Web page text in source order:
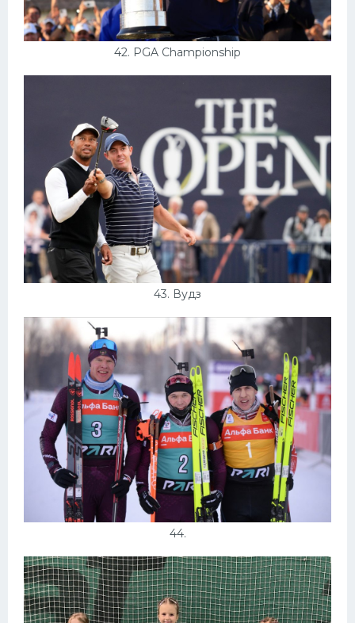
42. PGA Championship
43. Вудз
44.